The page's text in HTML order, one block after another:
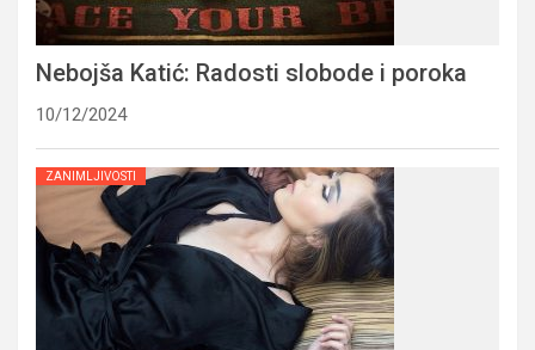
Nebojša Katić: Radosti slobode i poroka
10/12/2024
ZANIMLJIVOSTI